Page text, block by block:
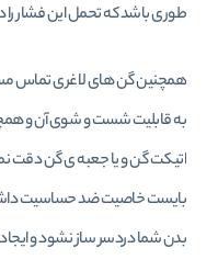
طوری باشد که تحمل این فشار را
همچنین گن های لاغری تماس
به قابلیت شست و شوی آن و
اتیکت گن و یا جعبه ی گن دقت
بایست خاصیت ضد حساسیت
بدن شما دردسر ساز نشود و